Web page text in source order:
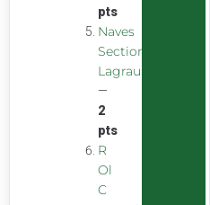
pts
Naves
Section
Lagraulière
—
2
pts
R
Ol
C